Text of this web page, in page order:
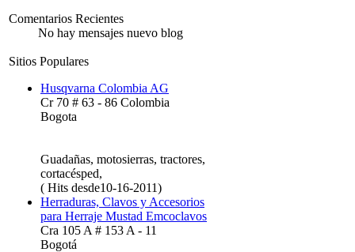
Comentarios Recientes
No hay mensajes nuevo blog
Sitios Populares
Husqvarna Colombia AG
Cr 70 # 63 - 86 Colombia
Bogota
Guadañas, motosierras, tractores,
cortacésped,
( Hits desde10-16-2011)
Herraduras, Clavos y Accesorios
para Herraje Mustad Emcoclavos
Cra 105 A # 153 A - 11
Bogotá